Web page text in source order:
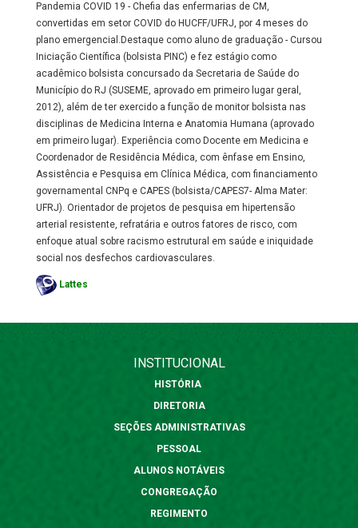
Pandemia COVID 19 - Chefia das enfermarias de CM,
convertidas em setor COVID do HUCFF/UFRJ, por 4 meses do
plano emergencial.Destaque como aluno de graduação - Cursou
Iniciação Científica (bolsista PINC) e fez estágio como
acadêmico bolsista concursado da Secretaria de Saúde do
Município do RJ (SUSEME, aprovado em primeiro lugar geral,
2012), além de ter exercido a função de monitor bolsista nas
disciplinas de Medicina Interna e Anatomia Humana (aprovado
em primeiro lugar). Experiência como Docente em Medicina e
Coordenador de Residência Médica, com ênfase em Ensino,
Assistência e Pesquisa em Clínica Médica, com financiamento
governamental CNPq e CAPES (bolsista/CAPES7- Alma Mater:
UFRJ). Orientador de projetos de pesquisa em hipertensão
arterial resistente, refratária e outros fatores de risco, com
enfoque atual sobre racismo estrutural em saúde e iniquidade
social nos desfechos cardiovasculares.
Lattes
INSTITUCIONAL
HISTÓRIA
DIRETORIA
SEÇÕES ADMINISTRATIVAS
PESSOAL
ALUNOS NOTÁVEIS
CONGREGAÇÃO
REGIMENTO